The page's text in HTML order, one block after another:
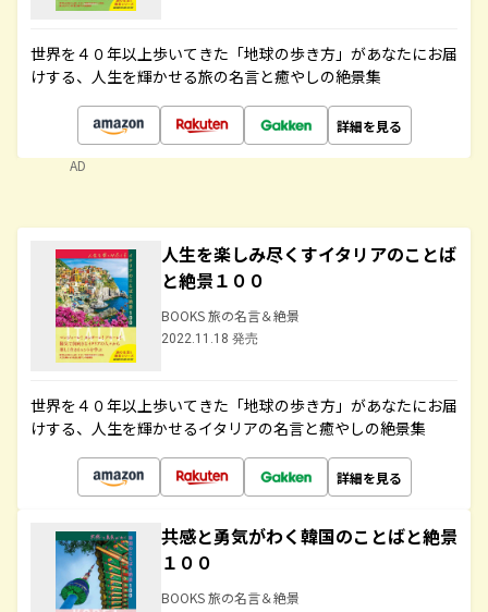
世界を４０年以上歩いてきた「地球の歩き方」があなたにお届
けする、人生を輝かせる旅の名言と癒やしの絶景集
詳細を見る
AD
人生を楽しみ尽くすイタリアのことば
と絶景１００
BOOKS 旅の名言＆絶景
2022.11.18 発売
世界を４０年以上歩いてきた「地球の歩き方」があなたにお届
けする、人生を輝かせるイタリアの名言と癒やしの絶景集
詳細を見る
共感と勇気がわく韓国のことばと絶景
１００
BOOKS 旅の名言＆絶景